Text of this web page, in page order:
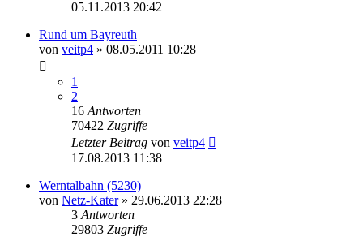
05.11.2013 20:42
Rund um Bayreuth
von veitp4 » 08.05.2011 10:28
1
2
16 Antworten
70422 Zugriffe
Letzter Beitrag von veitp4
17.08.2013 11:38
Werntalbahn (5230)
von Netz-Kater» 29.06.2013 22:28
3 Antworten
29803 Zugriffe